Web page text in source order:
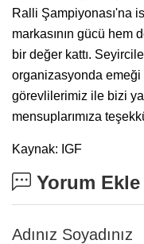
Ralli Şampiyonası'na
markasının gücü hem
bir değer kattı.
organizasyonda
görevlilerimiz ile bizi
mensuplarımıza
Kaynak: IGF
Yorum Ekle
Adınız Soyadınız